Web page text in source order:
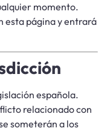
momento.
esta página y entrará
española.
relacionado con
someterán a los